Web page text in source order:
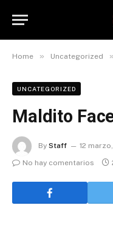
Home » Uncategorized »
UNCATEGORIZED
Maldito
By Staff 12
No hay comentarios